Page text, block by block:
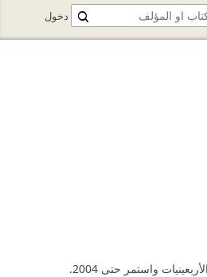
روائي مصري حائز على جائزة نوبل في الأدب. وُلد في 11 ديسمبر 1911، وتوفي في 30 أغسطس 2006. كتب نجيب محفوظ منذ بداية الأربعينيات واستمر حتى 2004.
دخول